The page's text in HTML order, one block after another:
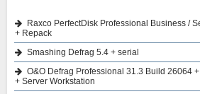
Raxco PerfectDisk Professional Business /
+ Repack
Smashing Defrag 5.4 + serial
O&O Defrag Professional 31.3 Build 26064
+ Server Workstation